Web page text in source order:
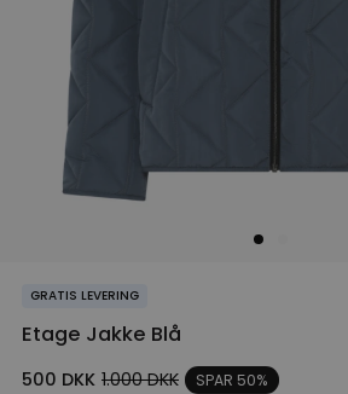
GRATIS LEVERING
Etage Jakke Blå
500 DKK 1.000DKK SPAR 50%